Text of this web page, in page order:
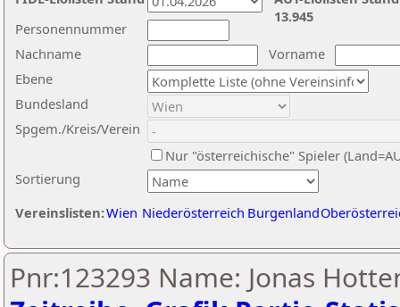
Nachname
Vorname
Ebene
Sortierung
Personennummer
Bundesland
Spgem./Kreis/Verein
Nur "österreichische" Spieler
Vereinslisten:Wien Niederösterreich Burgenland
13.945
Pnr:123293 Name: Jonas